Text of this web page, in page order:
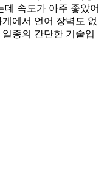
속도가 아주 좋았어
에서 언어 장벽도 없
종의 간단한 기술입